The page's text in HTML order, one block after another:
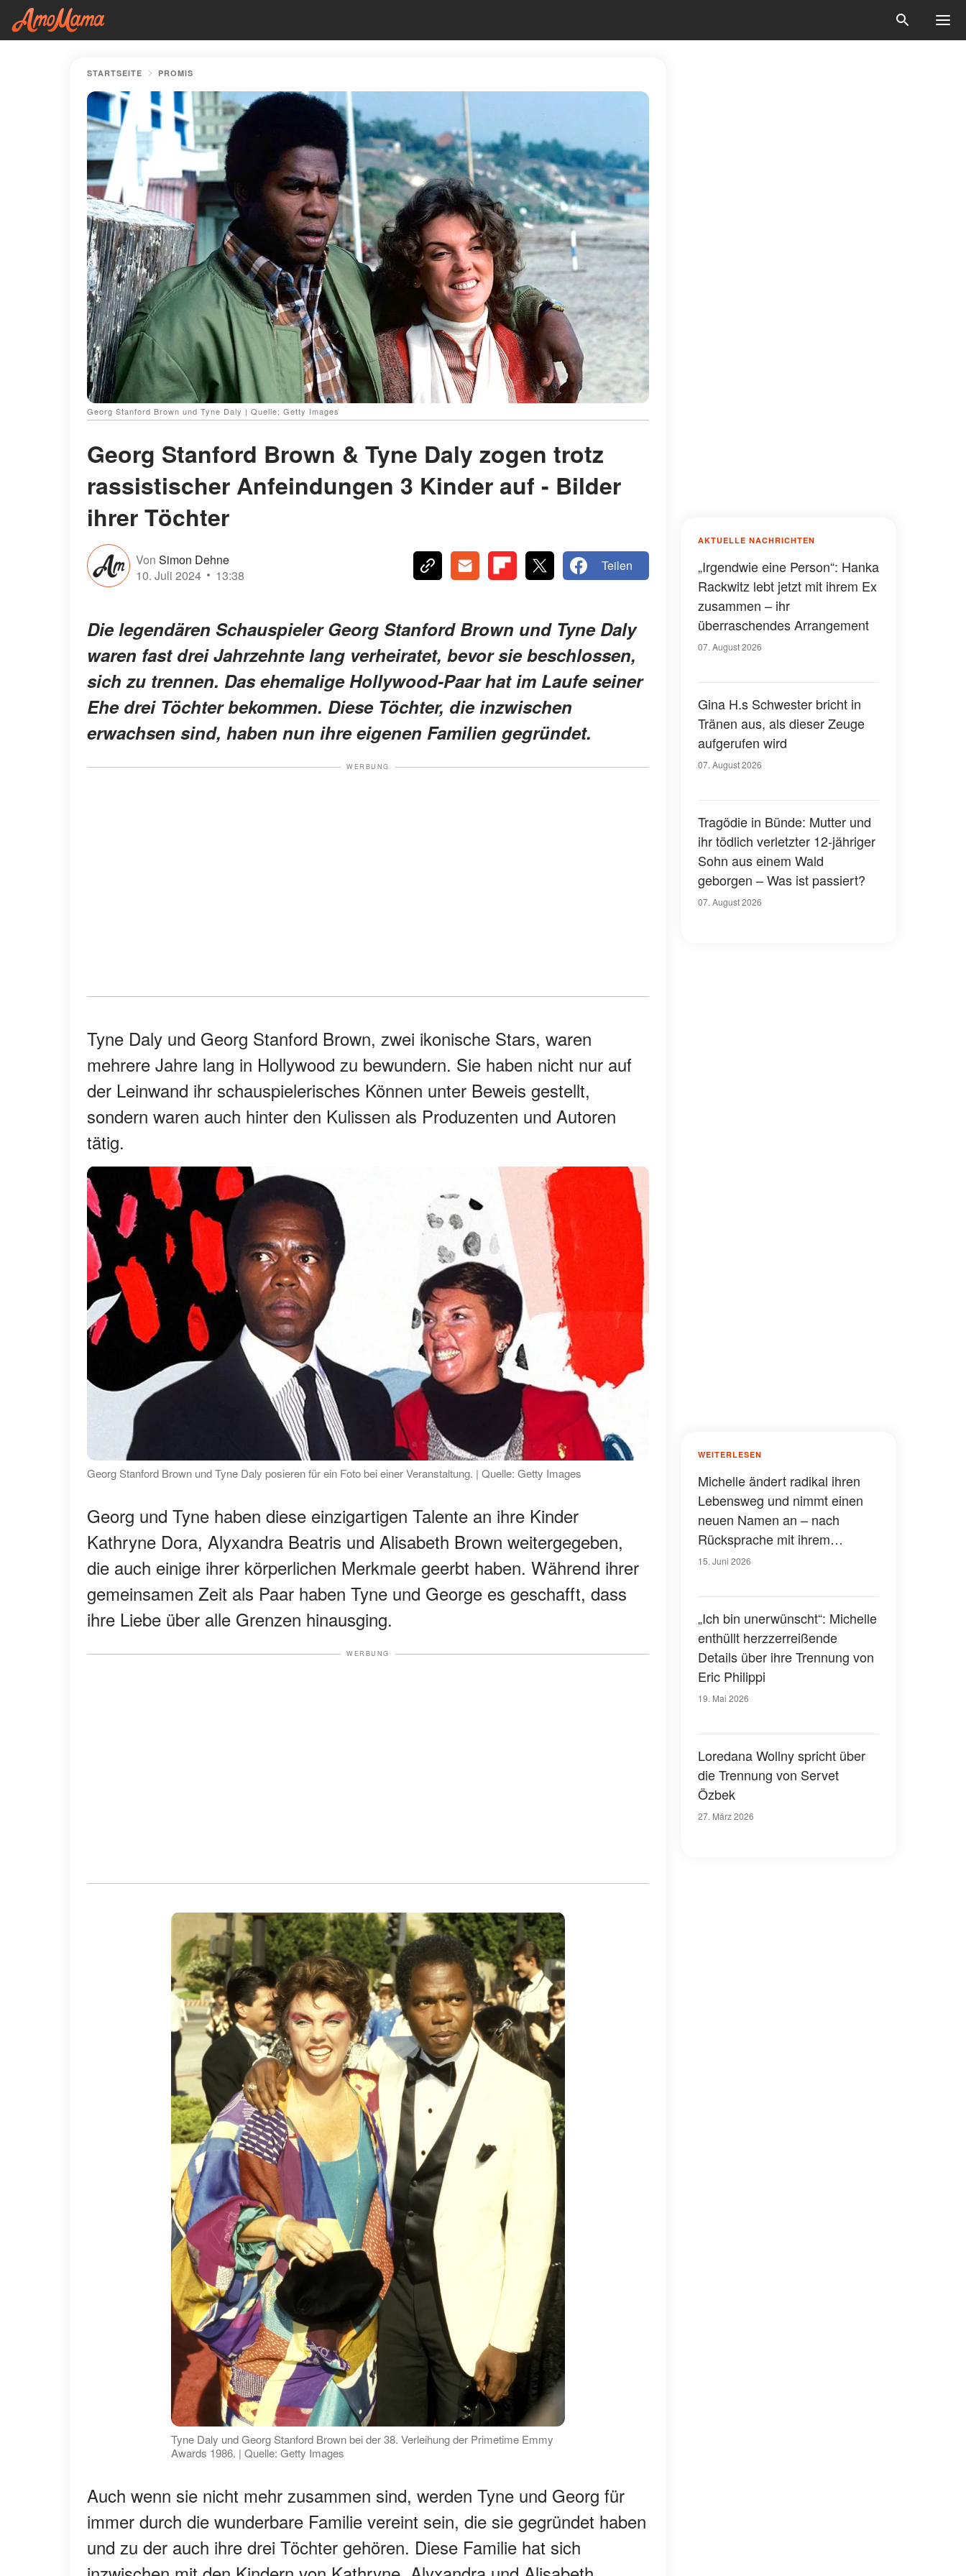
STARTSEITE PROMIS
Georg Stanford Brown und Tyne Daly | Quelle: Getty Images
Georg Stanford Brown & Tyne Daly zogen trotz
rassistischer Anfeindungen 3 Kinder auf - Bilder
ihrer Töchter
Von Simon Dehne
10. Juli 2024
13:38
Teilen
Die legendären Schauspieler Georg Stanford Brown und Tyne Daly
waren fast drei Jahrzehnte lang verheiratet, bevor sie beschlossen,
sich zu trennen. Das ehemalige Hollywood-Paar hat im Laufe seiner
Ehe drei Töchter bekommen. Diese Töchter, die inzwischen
erwachsen sind, haben nun ihre eigenen Familien gegründet.
WERBUNG
Tyne Daly und Georg Stanford Brown, zwei ikonische Stars, waren
mehrere Jahre lang in Hollywood zu bewundern. Sie haben nicht nur auf
der Leinwand ihr schauspielerisches Können unter Beweis gestellt,
sondern waren auch hinter den Kulissen als Produzenten und Autoren
tätig.
Georg Stanford Brown und Tyne Daly posieren für ein Foto bei einer Veranstaltung. | Quelle: Getty Images
Georg und Tyne haben diese einzigartigen Talente an ihre Kinder
Kathryne Dora, Alyxandra Beatris und Alisabeth Brown weitergegeben,
die auch einige ihrer körperlichen Merkmale geerbt haben. Während ihrer
gemeinsamen Zeit als Paar haben Tyne und George es geschafft, dass
ihre Liebe über alle Grenzen hinausging.
WERBUNG
Tyne Daly und Georg Stanford Brown bei der 38. Verleihung der Primetime Emmy
Awards 1986. | Quelle: Getty Images
Auch wenn sie nicht mehr zusammen sind, werden Tyne und Georg für
immer durch die wunderbare Familie vereint sein, die sie gegründet haben
und zu der auch ihre drei Töchter gehören. Diese Familie hat sich
AKTUELLE NACHRICHTEN
„Irgendwie eine Person“: Hanka
Rackwitz lebt jetzt mit ihrem Ex
zusammen – ihr
überraschendes Arrangement
07. August 2026
Gina H.s Schwester bricht in
Tränen aus, als dieser Zeuge
aufgerufen wird
07. August 2026
Tragödie in Bünde: Mutter und
ihr tödlich verletzter 12-jähriger
Sohn aus einem Wald
geborgen – Was ist passiert?
07. August 2026
WEITERLESEN
Michelle ändert radikal ihren
Lebensweg und nimmt einen
neuen Namen an – nach
Rücksprache mit ihrem
„geistigen Team"
15. Juni 2026
„Ich bin unerwünscht“: Michelle
enthüllt herzzerreißende
Details über ihre Trennung von
Eric Philippi
19. Mai 2026
Loredana Wollny spricht über
die Trennung von Servet
Özbek
27. März 2026